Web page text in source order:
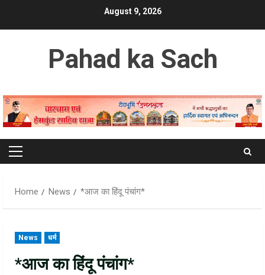
August 9, 2026
Pahad ka Sach
Primary
Home
News *आज का हिंदू पंचांग*
News धर्म
*आज का हिंदू पंचांग*